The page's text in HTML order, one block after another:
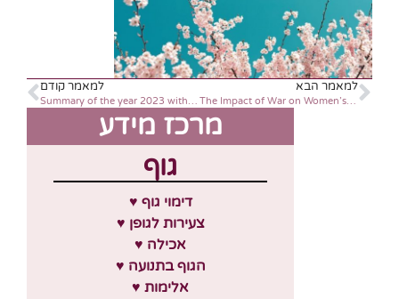
למאמר קודם
Summary of the year 2023 with an eye toward to 2024
למאמר הבא
The Impact of War on Women’s Health in Israel – Research Findings
מרכז מידע
גוף
♥ דימוי גוף
♥ צעירות לגופן
♥ אכילה
♥ הגוף בתנועה
♥ אלימות